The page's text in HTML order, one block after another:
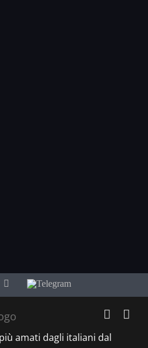
YouTubeTelegram
amati dagli italiani dal